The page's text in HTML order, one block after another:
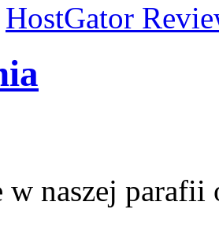
HostGator
w naszej